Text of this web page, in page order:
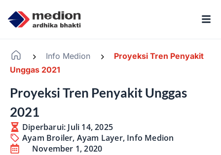
Info Medion
Proyeksi Tren Penyakit
Unggas 2021
Proyeksi Tren Penyakit Unggas
2021
Diperbarui: Juli 14, 2025
Ayam Broiler, Ayam Layer, Info Medion
November 1, 2020